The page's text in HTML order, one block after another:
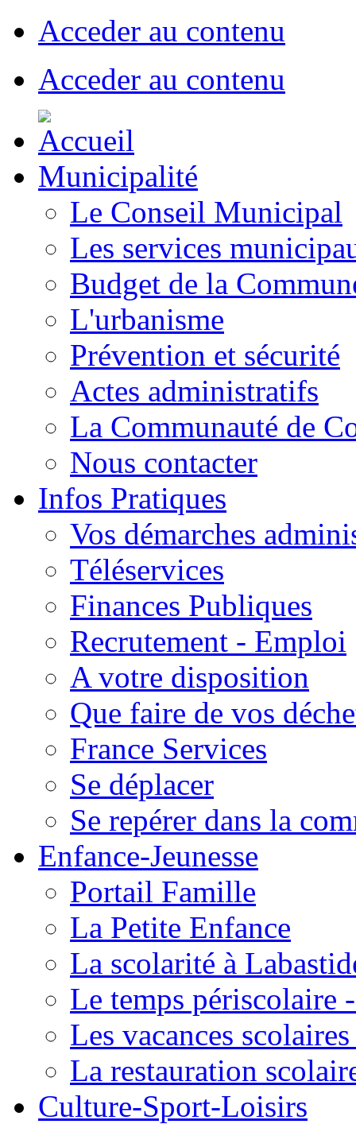
Acceder au contenu
Acceder au contenu
Municipalité
Le Conseil Municipal
Les services
Budget de la
L'urbanisme
Prévention et sécurité
Actes administratifs
La Communauté de
Nous contacter
Infos Pratiques
Vos démarches
Téléservices
Finances Publiques
Recrutement - Emploi
A votre disposition
Que faire de vos
France Services
Se déplacer
Se repérer dans la
Enfance-Jeunesse
Portail Famille
La Petite Enfance
La scolarité à
Le temps périscolaire
Les vacances
La restauration
Culture-Sport-Loisirs